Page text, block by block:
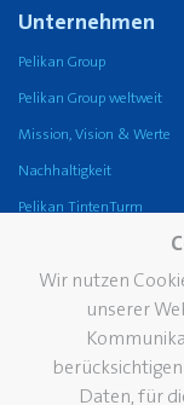
Unternehmen
Pelikan Group
Pelikan Group weltweit
Mission, Vision & Werte
Nachhaltigkeit
Pelikan TintenTurm
Der Pelikan Fleckendoktor
Wir nutzen
unserer
Daten, für